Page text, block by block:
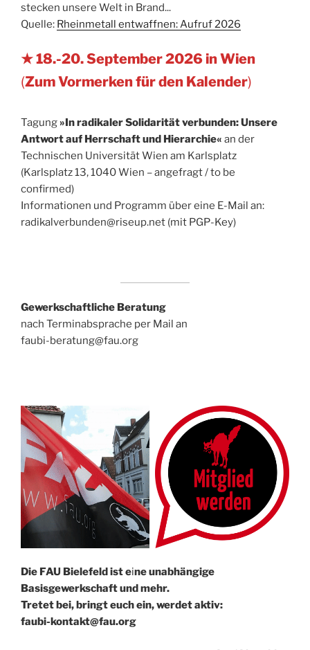
stecken unsere Welt in Brand...
Quelle: Rheinmetall entwaffnen: Aufruf 2026
★ 18.-20. September 2026 in Wien
(Zum Vormerken für den Kalender)
Tagung »In radikaler Solidarität verbunden: Unsere
Antwort auf Herrschaft und Hierarchie« an der
Technischen Universität Wien am Karlsplatz
(Karlsplatz 13, 1040 Wien – angefragt / to be
confirmed)
Informationen und Programm über eine E-Mail an:
radikalverbunden@riseup.net (mit PGP-Key)
Gewerkschaftliche Beratung
nach Terminabsprache per Mail an
faubi-beratung@fau.org
Die FAU Bielefeld ist eine un­abhängige
Basisgewerkschaft und mehr.
Tretet bei, bringt euch ein, werdet aktiv:
faubi-kontakt@fau.org